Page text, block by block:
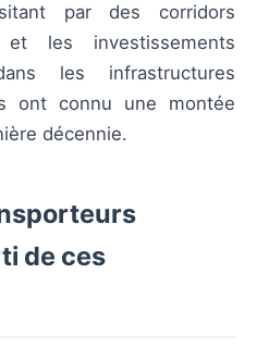
par des corridors
les investissements
les infrastructures
ont connu une montée
décennie.
de ces